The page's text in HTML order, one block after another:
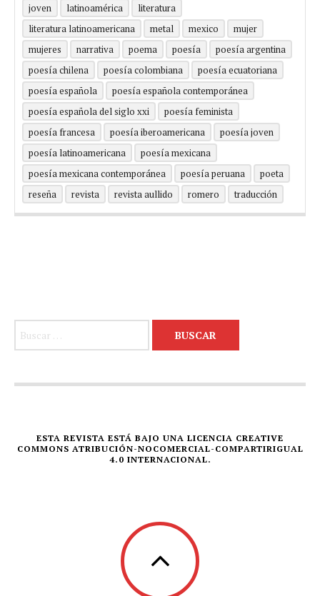
joven
latinoamérica
literatura
literatura latinoamericana
metal mexico
mujer
mujeres
narrativa poema poesía
poesía argentina
poesía chilena
poesía colombiana
poesía ecuatoriana
poesía española
poesía española contemporánea
poesía española del siglo xxi
poesía feminista
poesía francesa
poesía iberoamericana
poesía joven
poesía latinoamericana
poesía mexicana
poesía mexicana contemporánea
poesía peruana
poeta
reseña
revista revista aullido romero traducción
ESTA REVISTA ESTÁ BAJO UNA LICENCIA CREATIVE
COMMONS ATRIBUCIÓN-NOCOMERCIAL-COMPARTIRIGUAL
4.0 INTERNACIONAL.